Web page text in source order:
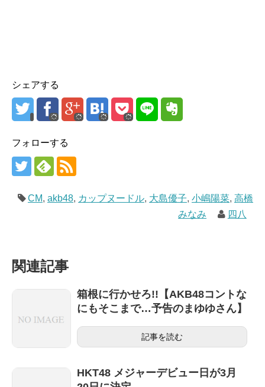
シェアする
フォローする
CM, akb48, カップヌードル, 大島優子, 小嶋陽菜, 高橋
みなみ
四八
関連記事
箱根に行かせろ!!【AKB48コントな
にもそこまで…予告のまゆゆさん】
記事を読む
HKT48 メジャーデビュー日が3月